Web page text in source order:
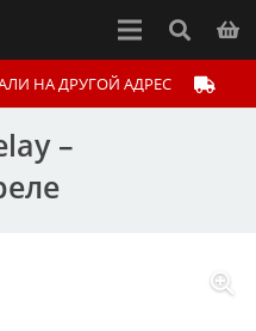
НА ДРУГОЙ АДРЕС
–